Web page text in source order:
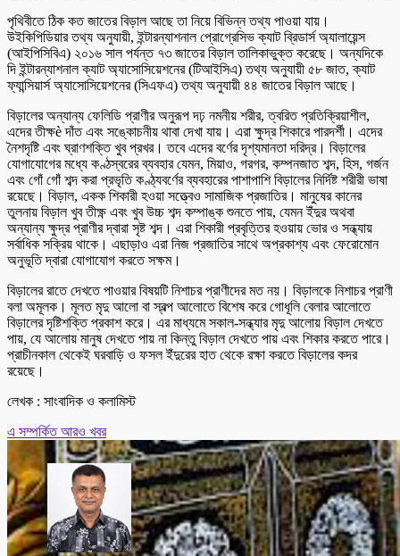
পৃথিবীতে ঠিক কত জাতের বিড়াল আছে তা নিয়ে বিভিন্ন তথ্য পাওয়া যায়।
উইকিপিডিয়ার তথ্য অনুযায়ী, ইন্টারন্যাশনাল প্রোগ্রেসিভ ক্যাট ব্রিডার্স অ্যালায়েন্স
(আইপিসিবিএ) ২০১৬ সাল পর্যন্ত ৭৩ জাতের বিড়াল তালিকাভুক্ত করেছে। অন্যদিকে
দি ইন্টারন্যাশনাল ক্যাট অ্যাসোসিয়েশনের (টিআইসিএ) তথ্য অনুযায়ী ৫৮ জাত, ক্যাট
ফ্যান্সিয়ার্স অ্যাসোসিয়েশনের (সিএফএ) তথ্য অনুযায়ী ৪৪ জাতের বিড়াল আছে।
বিড়ালের অন্যান্য ফেলিডি প্রাণীর অনুরূপ দঢ় নমনীয় শরীর, ত্বরিত প্রতিক্রিয়াশীল,
এদের তীক্ষè দাঁত এবং সঙ্কোচনীয় থাবা দেখা যায়। এরা ক্ষুদ্র শিকারে পারদর্শী। এদের
নৈশদৃষ্টি এবং ঘ্রাণশক্তি খুব প্রখর। তবে এদের বর্ণের দৃশ্যমানতা দরিদ্র। বিড়ালের
যোগাযোগের মধ্যে কণ্ঠস্বরের ব্যবহার যেমন, মিয়াও, গরগর, কম্পনজাত শব্দ, হিস, গর্জন
এবং গোঁ গোঁ শব্দ করা প্রভৃতি কণ্ঠ্যবর্ণের ব্যবহারের পাশাপাশি বিড়ালের নির্দিষ্ট শরীরী ভাষা
রয়েছে। বিড়াল, একক শিকারী হওয়া সত্ত্বেও সামাজিক প্রজাতির। মানুষের কানের
তুলনায় বিড়াল খুব তীক্ষ্ণ এবং খুব উচ্চ শব্দ কম্পাঙ্ক শুনতে পায়, যেমন ইঁদুর অথবা
অন্যান্য ক্ষুদ্র প্রাণীর দ্বারা সৃষ্ট শব্দ। এরা শিকারী প্রবৃত্তির হওয়ায় ভোর ও সন্ধ্যায়
সর্বাধিক সক্রিয় থাকে। এছাড়াও এরা নিজ প্রজাতির সাথে অপ্রকাশ্য এবং ফেরোমোন
অনুভূতি দ্বারা যোগাযোগ করতে সক্ষম।
বিড়ালের রাতে দেখতে পাওয়ার বিষয়টি নিশাচর প্রাণীদের মত নয়। বিড়ালকে নিশাচর প্রাণী
বলা অমূলক। মূলত মৃদু আলো বা স্বল্প আলোতে বিশেষ করে গোধূলি বেলার আলোতে
বিড়ালের দৃষ্টিশক্তি প্রকাশ করে। এর মাধ্যমে সকাল-সন্ধ্যার মৃদু আলোয় বিড়াল দেখতে
পায়, যে আলোয় মানুষ দেখতে পায় না কিন্তু বিড়াল দেখতে পায় এবং শিকার করতে পারে।
প্রাচীনকাল থেকেই ঘরবাড়ি ও ফসল ইঁদুরের হাত থেকে রক্ষা করতে বিড়ালের কদর
রয়েছে।
লেখক : সাংবাদিক ও কলামিস্ট
এ সম্পর্কিত আরও খবর